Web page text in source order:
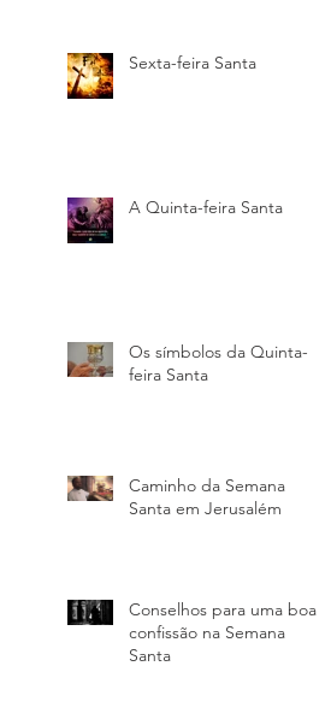
Sexta-feira Santa
A Quinta-feira Santa
Os símbolos da Quinta-
feira Santa
Caminho da Semana
Santa em Jerusalém
Conselhos para uma boa
confissão na Semana
Santa